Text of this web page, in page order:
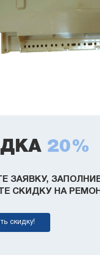
20%
ЗАЯВКУ,
СКИДКУ НА
скидку!